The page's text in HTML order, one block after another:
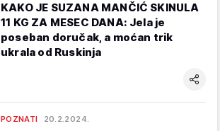
KAKO JE SUZANA MANČIĆ SKINULA
11 KG ZA MESEC DANA: Jela je
poseban doručak, a moćan trik
ukrala od Ruskinja
POZNATI 20.2.2024.